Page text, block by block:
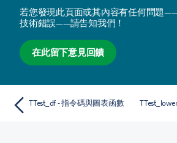
若您發現此頁面或其內容有任何問題
技術錯誤——請告知我們！
在此留下意見回饋
TTest_df - 指令碼與圖表函數